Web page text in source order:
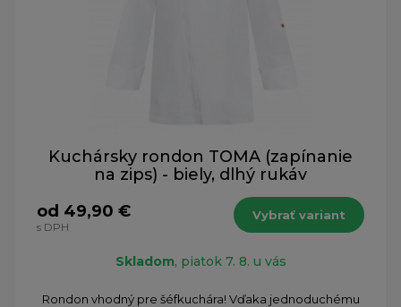
Kuchársky rondon TOMA (zapínanie
na zips) - biely, dlhý rukáv
od 49,90 €
s DPH
Vybrať variant
Skladom, piatok 7. 8. u vás
Rondon vhodný pre šéfkuchára! Vďaka jednoduchému